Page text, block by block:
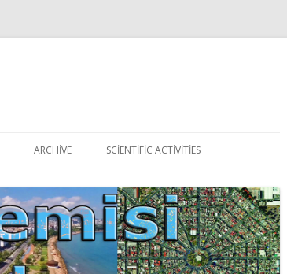
ARCHIVE SCIENTIFIC ACTIVITIES